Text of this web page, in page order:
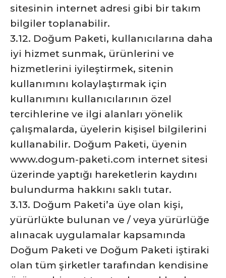
sitesinin internet adresi gibi bir takım
bilgiler toplanabilir.
3.12. Doğum Paketi, kullanıcılarına daha
iyi hizmet sunmak, ürünlerini ve
hizmetlerini iyileştirmek, sitenin
kullanımını kolaylaştırmak için
kullanımını kullanıcılarının özel
tercihlerine ve ilgi alanları yönelik
çalışmalarda, üyelerin kişisel bilgilerini
kullanabilir. Doğum Paketi, üyenin
www.dogum-paketi.com internet sitesi
üzerinde yaptığı hareketlerin kaydını
bulundurma hakkını saklı tutar.
3.13. Doğum Paketi’a üye olan kişi,
yürürlükte bulunan ve / veya yürürlüğe
alınacak uygulamalar kapsamında
Doğum Paketi ve Doğum Paketi iştiraki
olan tüm şirketler tarafından kendisine